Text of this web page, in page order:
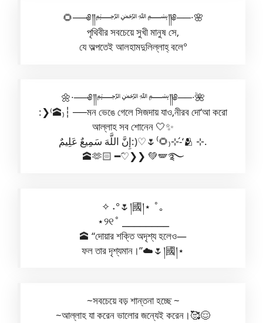
🌻──༅༎﷽༎༅──∙🌸
পৃথিবীর সবচেয়ে সুখী মানুষ সে,
যে অল্পতেই আলহামদুলিল্লাহ্ বলে°
🌼∙──༅༎﷽༎༅──∙🌺
:❯⁽🕋₎┆ ─‎‎‎‎‎‎‎‎‎‎‎‎‎‎‎‎‎‎‎‎‎‎‎‎‎‎‎‎‎‎‎‎‎‎‎‎‎‎‎‎‎‎‎‎‎‎‎‎‎‎‎‎‎‎‎‎‎‎‎‎‎‎‎‎‎‎‎‎‎‎‎‎‎‎‎‎‎‎‎‎‎‎‎‎‎‎‎‎‎‎‎‎‎‎‎‎‎‎‎‎‎‎‎‎‎‎‎‎‎‎‎‎‎‎‎‎‎‎‎‎‎‎‎‎‎‎‎‎‎‎‎‎‎‎‎‎‎‎‎‎‎‎‎‎‎‎‎‎‎‎‎‎‎‎‎‎‎‎‎‎‎‎‎‎‎‎‎‎‎‎‎‎‎‎‎‎‎‎‎‎‎‎‎‎‎‎‎‎‎‎‎‎‎‎‎‎‎‎‎‎‎‎‎‎‎‎‎‎‎‎‎‎‎‎‎‎‎‎‎‎‎‎‎‎‎‎‎‎‎‎‎‎‎‎‎‎‎‎‎‎‎‎‎‎‎‎‎‎‎‎‎‎‎‎‎‎‎‎‎‎‎‎‎‎‎‎‎‎‎‎‎‎‎‎‎‎‎‎‎‎‎‎‎‎‎‎‎‎‎‎‎‎‎‎‎‎‎‎‎‎‎‎‎‎‎‎‎‎‎‎‎‎‎‎‎‎‎‎‎‎‎‎‎‎‎‎‎‎‎‎‎‎‎‎‎‎‎‎‎‎‎‎‎‎‎‎‎‎‎‎‎‎‎‎‎‎‎‎‎‎‎‎‎‎‎‎‎‎‎‎‎‎‎‎‎‎‎‎‎─‎‎‎‎‎‎‎‎‎‎‎‎‎‎‎‎‎‎‎‎‎‎‎‎‎‎‎‎‎‎‎‎‎‎‎‎‎‎‎‎‎‎‎‎‎‎‎‎‎‎‎‎‎‎‎‎‎‎‎‎‎‎‎‎‎‎‎‎‎‎‎‎‎‎‎‎‎‎‎মন ভেঙে গেলে সিজদায় যাও,নীরব দো‘আ করো
আল্লাহ সব শোনেন 🤍✨
إِنَّ اللَّهَ سَمِيعٌ عَلِيمٌ:)♡🌷⁽🌻₎⊹-‘́🫂 ⊹.
🕋🫶🏻 ━♡َ❯❯ 💚🪽࿐
✧ ˖°🌷།國།⋆ ˚｡
⋆୨୧˚ ⎯⎯⎯⎯⎯⎯⎯⎯
🕋 “দোয়ার শক্তি অদৃশ্য হলেও—
ফল তার দৃশ্যমান।”☁️🌷།國།⋆
~সবচেয়ে বড় শান্তনা হচ্ছে ~
~আল্লাহ যা করেন ভালোর জন্যেই করেন।🥰😌